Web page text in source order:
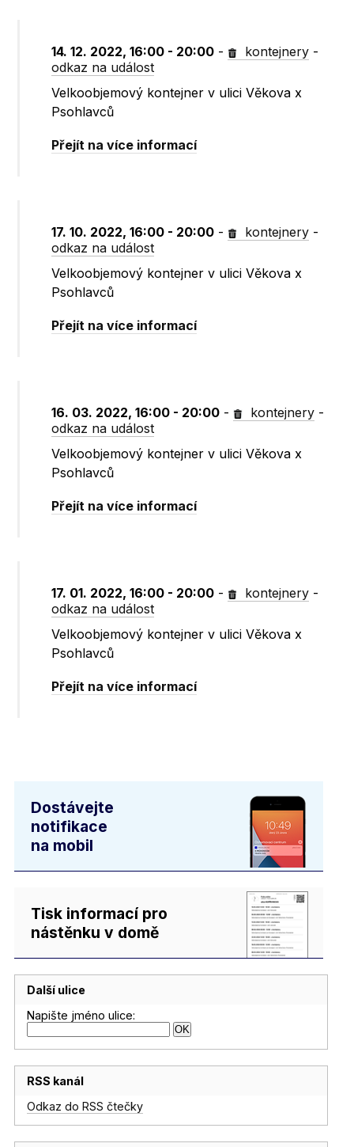
14. 12. 2022, 16:00 - 20:00 - kontejnery -
odkaz na událost
Velkoobjemový kontejner v ulici Věkova x
Psohlavců
Přejít na více informací
17. 10. 2022, 16:00 - 20:00 - kontejnery -
odkaz na událost
Velkoobjemový kontejner v ulici Věkova x
Psohlavců
Přejít na více informací
16. 03. 2022, 16:00 - 20:00 - kontejnery -
odkaz na událost
Velkoobjemový kontejner v ulici Věkova x
Psohlavců
Přejít na více informací
17. 01. 2022, 16:00 - 20:00 - kontejnery -
odkaz na událost
Velkoobjemový kontejner v ulici Věkova x
Psohlavců
Přejít na více informací
Dostávejte
notifikace
na mobil
Tisk informací pro
nástěnku v domě
Další ulice
Napište jméno ulice:
RSS kanál
Odkaz do RSS čtečky